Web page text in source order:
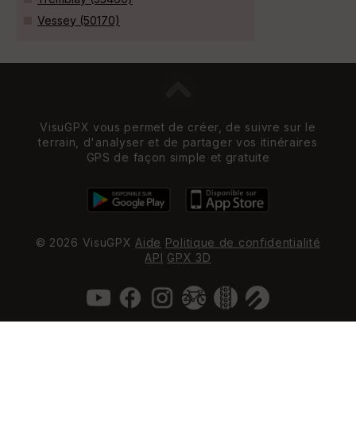
Vessey (50170)
VisuGPX vous permet de créer, de suivre sur le
terrain, d'analyser et de partager vos itinéraires
GPS de façon simple et gratuite
© 2026 VisuGPX Aide Politique de confidentialité
API GPX 3D